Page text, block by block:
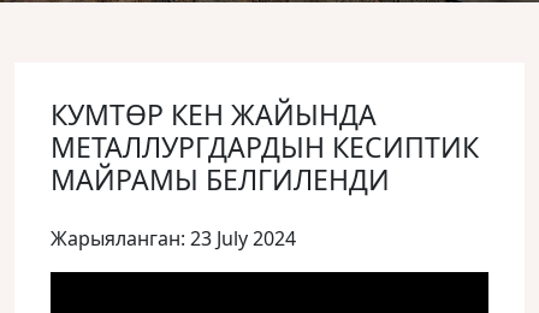
КУМТӨР КЕН ЖАЙЫНДА
МЕТАЛЛУРГДАРДЫН КЕСИПТИК
МАЙРАМЫ БЕЛГИЛЕНДИ
Жарыяланган: 23 July 2024